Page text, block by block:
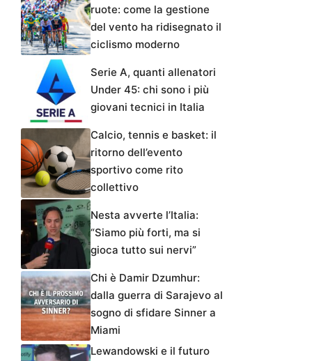
ruote: come la gestione
del vento ha ridisegnato il
ciclismo moderno
Serie A, quanti allenatori
Under 45: chi sono i più
giovani tecnici in Italia
Calcio, tennis e basket: il
ritorno dell’evento
sportivo come rito
collettivo
Nesta avverte l’Italia:
“Siamo più forti, ma si
gioca tutto sui nervi”
Chi è Damir Dzumhur:
dalla guerra di Sarajevo al
sogno di sfidare Sinner a
Miami
Lewandowski e il futuro